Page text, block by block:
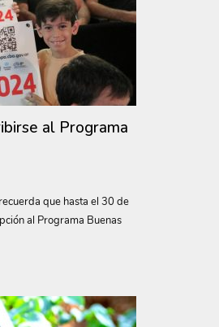
al Programa
que hasta el 30 de
al Programa Buenas